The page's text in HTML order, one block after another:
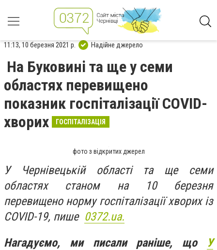
11:13, 10 березня 2021 р. Надійне джерело
На Буковині та ще у семи
областях перевищено
показник госпіталізації COVID-
хворих
ГОСПІТАЛІЗАЦІЯ
фото з відкритих джерел
У Чернівецькій області та ще семи
областях станом на 10 березня
перевищено норму госпіталізації хворих із
COVID-19, пише 0372.ua.
Нагадуємо, ми писали раніше, що
У